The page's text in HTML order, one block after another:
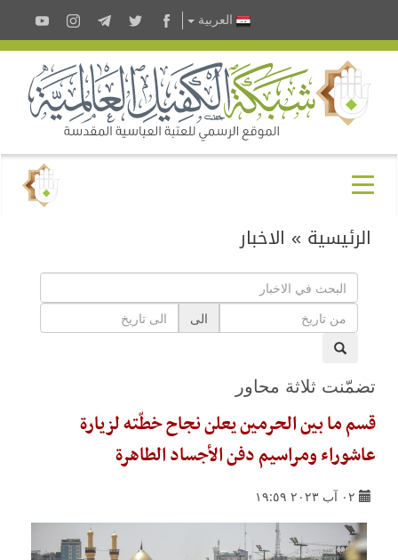
العربية
الرئيسية » الاخبار
الى
تضمّنت ثلاثة محاور
قسم ما بين الحرمين يعلن نجاح خطّته لزيارة
عاشوراء ومراسيم دفن الأجساد الطاهرة
٠٢ آب ٢٠٢٣ ١٩:٥٩